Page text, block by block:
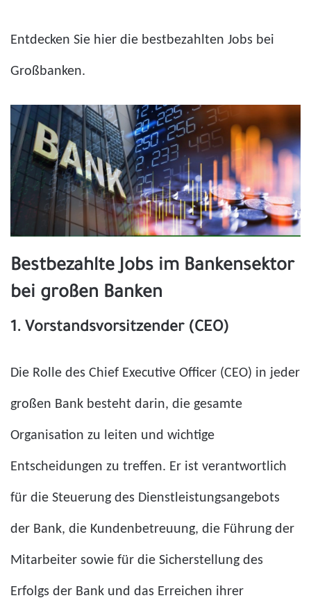
Entdecken Sie hier die bestbezahlten Jobs bei
Großbanken.
Bestbezahlte Jobs im Bankensektor
bei großen Banken
1. Vorstandsvorsitzender (CEO)
Die Rolle des Chief Executive Officer (CEO) in jeder
großen Bank besteht darin, die gesamte
Organisation zu leiten und wichtige
Entscheidungen zu treffen. Er ist verantwortlich
für die Steuerung des Dienstleistungsangebots
der Bank, die Kundenbetreuung, die Führung der
Mitarbeiter sowie für die Sicherstellung des
Erfolgs der Bank und das Erreichen ihrer